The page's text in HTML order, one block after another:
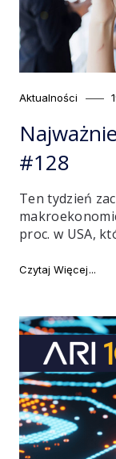
Category
Aktualności
#128
Ten tydzień
proc. w USA,
Czytaj Więcej